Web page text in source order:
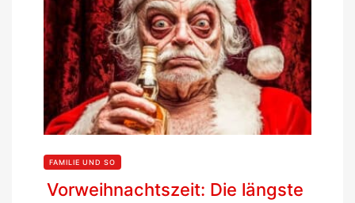
FAMILIE UND SO
Vorweihnachtszeit: Die längste